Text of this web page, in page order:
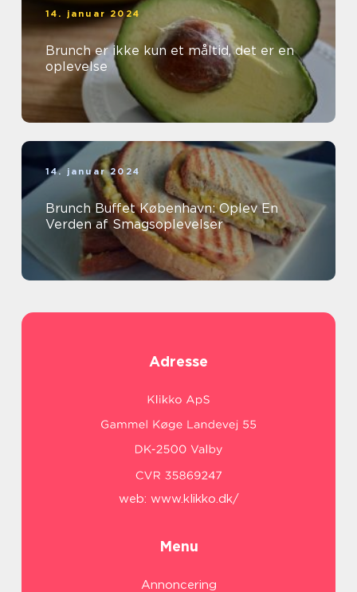
14. januar 2024
Brunch er ikke kun et måltid, det er en
oplevelse
14. januar 2024
Brunch Buffet København: Oplev En
Verden af Smagsoplevelser
Adresse
web: www.klikko.dk/
Menu
Annoncering